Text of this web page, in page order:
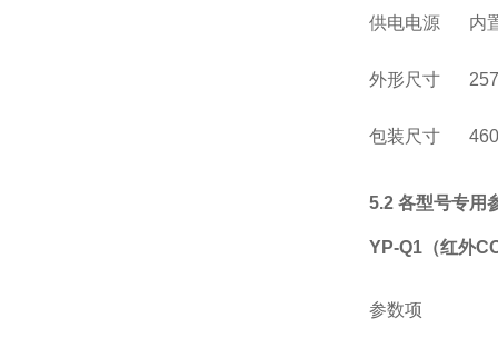
供电电源 内
外形尺寸
包装尺寸
5.2 各型号专用
YP-Q1（红外
参数项